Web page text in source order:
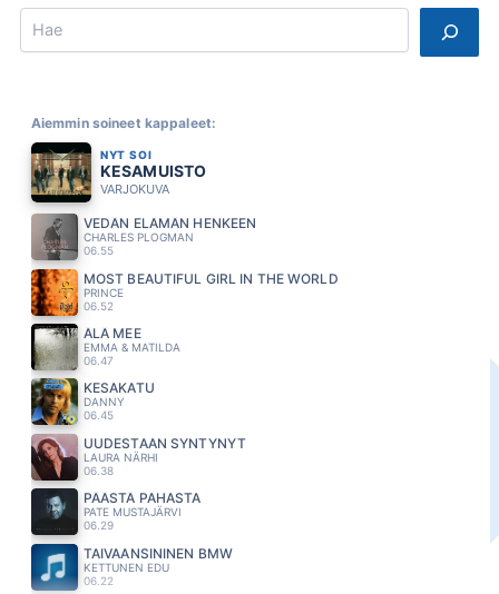
Search
Aiemmin soineet kappaleet:
NYT SOI
KESAMUISTO
VARJOKUVA
VEDÄN ELÄMÄN HENKEEN
CHARLES PLOGMAN
06.55
MOST BEAUTIFUL GIRL IN THE WORLD
PRINCE
06.52
ÄLÄ MEE
EMMA & MATILDA
06.47
KESAKATU
DANNY
06.45
UUDESTAAN SYNTYNYT
LAURA NÄRHI
06.38
PÄÄSTÄ PAHASTA
PATE MUSTAJÄRVI
06.29
TAIVAANSININEN BMW
KETTUNEN EDU
06.22